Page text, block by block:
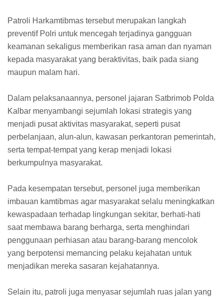
Patroli Harkamtibmas tersebut merupakan langkah
preventif Polri untuk mencegah terjadinya gangguan
keamanan sekaligus memberikan rasa aman dan nyaman
kepada masyarakat yang beraktivitas, baik pada siang
maupun malam hari.
Dalam pelaksanaannya, personel jajaran Satbrimob Polda
Kalbar menyambangi sejumlah lokasi strategis yang
menjadi pusat aktivitas masyarakat, seperti pusat
perbelanjaan, alun-alun, kawasan perkantoran pemerintah,
serta tempat-tempat yang kerap menjadi lokasi
berkumpulnya masyarakat.
Pada kesempatan tersebut, personel juga memberikan
imbauan kamtibmas agar masyarakat selalu meningkatkan
kewaspadaan terhadap lingkungan sekitar, berhati-hati
saat membawa barang berharga, serta menghindari
penggunaan perhiasan atau barang-barang mencolok
yang berpotensi memancing pelaku kejahatan untuk
menjadikan mereka sasaran kejahatannya.
Selain itu, patroli juga menyasar sejumlah ruas jalan yang